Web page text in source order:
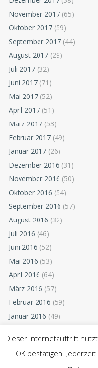
November 2017 (65)
Oktober 2017 (59)
September 2017 (44)
August 2017 (29)
Juli 2017 (32)
Juni 2017 (71)
Mai 2017 (52)
April 2017 (51)
März 2017 (53)
Februar 2017 (49)
Januar 2017 (26)
Dezember 2016 (31)
November 2016 (50)
Oktober 2016 (54)
September 2016 (57)
August 2016 (32)
Juli 2016 (46)
Juni 2016 (52)
Mai 2016 (53)
April 2016 (64)
März 2016 (57)
Februar 2016 (59)
Januar 2016 (49)
November 2015(55)
Oktober 2015(54)
Dieser Internetauftritt
OK bestätigen.